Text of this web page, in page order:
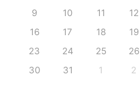
9
10 11 12
16
17 18 19
23
24 25 26
30
31 1 2